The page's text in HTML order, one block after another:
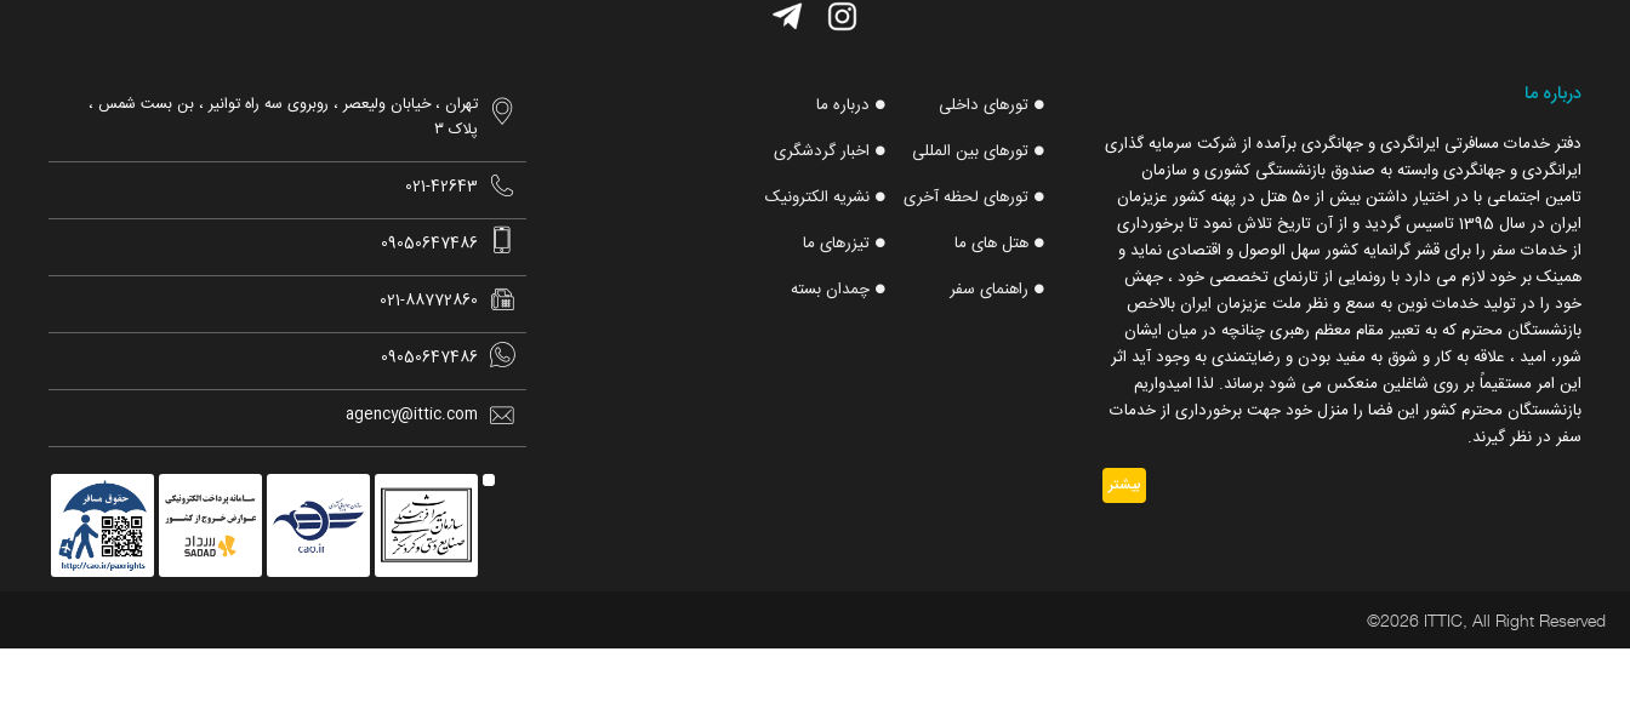
درباره ما
دفتر خدمات مسافرتی ایرانگردی و جهانگردی برآمده از شرکت سرمایه گذاری
ایرانگردی و جهانگردی وابسته به صندوق بازنشستگی کشوری و سازمان
تامین اجتماعی با در اختیار داشتن بیش از 50 هتل در پهنه کشور عزیزمان
ایران در سال 1395 تاسیس گردید و از آن تاریخ تلاش نمود تا برخورداری
از خدمات سفر را برای قشر گرانمایه کشور سهل الوصول و اقتصادی نماید و
همینک بر خود لازم می دارد با رونمایی از تارنمای تخصصی خود ، جهش
خود را در تولید خدمات نوین به سمع و نظر ملت عزیزمان ایران بالاخص
بازنشستگان محترم که به تعبیر مقام معظم رهبری چنانچه در میان ایشان
شور، امید ، علاقه به کار و شوق به مفید بودن و رضایتمندی به وجود آید اثر
این امر مستقیماً بر روی شاغلین منعکس می شود برساند. لذا امیدواریم
بازنشستگان محترم کشور این فضا را منزل خود جهت برخورداری از خدمات
سفر در نظر گیرند.
بیشتر
تورهای داخلی
تورهای بین المللی
تورهای لحظه آخری
هتل های ما
راهنمای سفر
درباره ما
اخبار گردشگری
نشریه الکترونیک
تیزرهای ما
چمدان بسته
 تهران ، خیابان ولیعصر ، روبروی سه راه توانیر ، بن بست شمس ،
پلاک ۳

021-42643

09050647486

021-88772860

09050647486

agency@ittic.com
©2026 ITTIC, All Right Reserved